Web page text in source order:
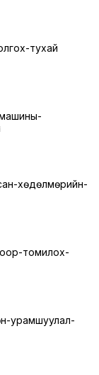
тухай
хөдөлмөрийн-
томилох-
урамшуулал-